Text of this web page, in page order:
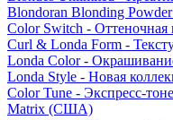
Blondoran Blonding
Color Switch - Оттеночная
Curl & Londa Form -
Londa Color -
Londa Style - Новая
Color Tune - Экспресс-
Matrix (США)